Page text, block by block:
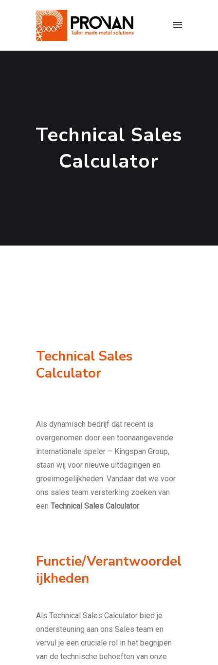
Technical Sales
Calculator
Technical Sales
Calculator
Als dynamisch bedrijf dat recent is
overgenomen door een toonaangevende
internationale speler – Kingspan Group,
staan wij voor nieuwe uitdagingen en
groeimogelijkheden. Vandaar dat we voor
ons sales team versterking zoeken van
een Technical Sales Calculator.
Functie/Verantwoordel
ijkheden
Als Technical Sales Calculator bied je
ondersteuning aan ons Sales team en
vervul je een cruciale rol in het begrijpen
van de technische behoeften van onze